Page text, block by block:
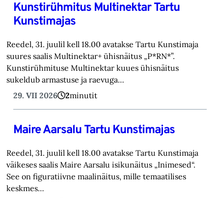
Kunstirühmitus Multinektar Tartu
Kunstimajas
Reedel, 31. juulil kell 18.00 avatakse Tartu Kunstimaja
suures saalis Multinektar+ ühisnäitus „P*RN*”.
Kunstirühmituse Multinektar kuues ühisnäitus
sukeldub armastuse ja raevuga…
29. VII 2026
2minutit
Maire Aarsalu Tartu Kunstimajas
Reedel, 31. juulil kell 18.00 avatakse Tartu Kunstimaja
väikeses saalis Maire Aarsalu isikunäitus „Inimesed“.
See on figuratiivne maalinäitus, mille temaatilises
keskmes…